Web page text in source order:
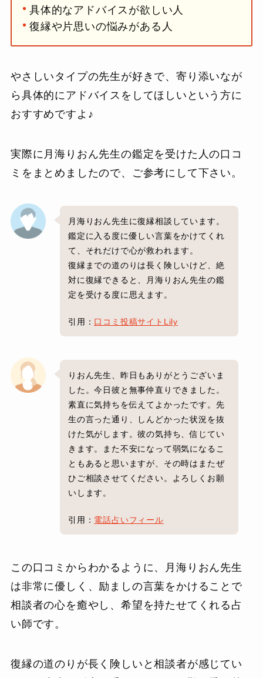
具体的なアドバイスが欲しい人
復縁や片思いの悩みがある人
やさしいタイプの先生が好きで、寄り添いなが
ら具体的にアドバイスをしてほしいという方に
おすすめですよ♪
実際に月海りおん先生の鑑定を受けた人の口コ
ミをまとめましたので、ご参考にして下さい。
月海りおん先生に復縁相談しています。
鑑定に入る度に優しい言葉をかけてくれ
て、それだけで心が救われます。
復縁までの道のりは長く険しいけど、絶
対に復縁できると、月海りおん先生の鑑
定を受ける度に思えます。
引用： 口コミ投稿サイトLily
りおん先生、昨日もありがとうございま
した。今日彼と無事仲直りできました。
素直に気持ちを伝えてよかったです。先
生の言った通り、しんどかった状況を抜
けた気がします。彼の気持ち、信じてい
きます。また不安になって弱気になるこ
ともあると思いますが、その時はまたぜ
ひご相談させてください。よろしくお願
いします。
引用： 電話占いフィール
この口コミからわかるように、月海りおん先生
は非常に優しく、励ましの言葉をかけることで
相談者の心を癒やし、希望を持たせてくれる占
い師です。
復縁の道のりが長く険しいと相談者が感じてい